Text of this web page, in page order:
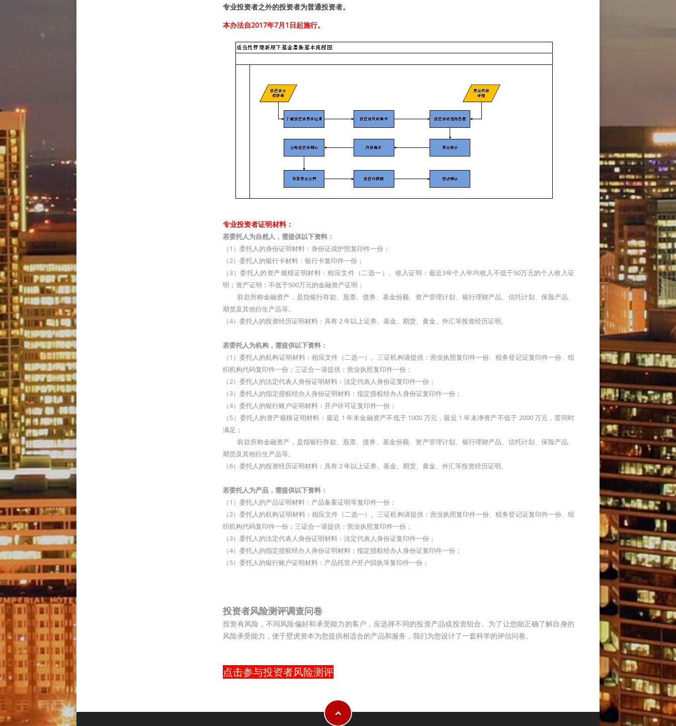
专业投资者之外的投资者为普通投资者。
本办法自2017年7月1日起施行。
专业投资者证明材料：
若委托人为自然人，需提供以下资料：
（1）委托人的身份证明材料：身份证或护照复印件一份；
（2）委托人的银行卡材料：银行卡复印件一份；
（3）委托人的资产规模证明材料：相应文件（二选一）。收入证明：最近3年个人年均收入不低于50万元的个人收入证
明；资产证明：不低于500万元的金融资产证明；
前款所称金融资产，是指银行存款、股票、债券、基金份额、资产管理计划、银行理财产品、信托计划、保险产品、
期货及其他衍生产品等。
（4）委托人的投资经历证明材料：具有 2 年以上证券、基金、期货、黄金、外汇等投资经历证明。
若委托人为机构，需提供以下资料：
（1）委托人的机构证明材料：相应文件（二选一）。三证机构请提供：营业执照复印件一份、税务登记证复印件一份、组
织机构代码复印件一份；三证合一请提供：营业执照复印件一份；
（2）委托人的法定代表人身份证明材料：法定代表人身份证复印件一份；
（3）委托人的指定授权经办人身份证明材料：指定授权经办人身份证复印件一份；
（4）委托人的银行账户证明材料：开户许可证复印件一份；
（5）委托人的资产规模证明材料：最近 1 年末金融资产不低于 1000 万元，最近 1 年末净资产不低于 2000 万元，需同时
满足；
前款所称金融资产，是指银行存款、股票、债券、基金份额、资产管理计划、银行理财产品、信托计划、保险产品、
期货及其他衍生产品等。
（6）委托人的投资经历证明材料：具有 2 年以上证券、基金、期货、黄金、外汇等投资经历证明。
若委托人为产品，需提供以下资料：
（1）委托人的产品证明材料：产品备案证明等复印件一份；
（2）委托人的机构证明材料：相应文件（二选一）。三证机构请提供：营业执照复印件一份、税务登记证复印件一份、组
织机构代码复印件一份；三证合一请提供：营业执照复印件一份；
（3）委托人的法定代表人身份证明材料：法定代表人身份证复印件一份；
（4）委托人的指定授权经办人身份证明材料：指定授权经办人身份证复印件一份；
（5）委托人的银行账户证明材料：产品托管户开户回执等复印件一份；
投资者风险测评调查问卷
投资有风险，不同风险偏好和承受能力的客户，应选择不同的投资产品或投资组合。为了让您能正确了解自身的
风险承受能力，便于壁虎资本为您提供相适合的产品和服务，我们为您设计了一套科学的评估问卷。
点击参与投资者风险测评